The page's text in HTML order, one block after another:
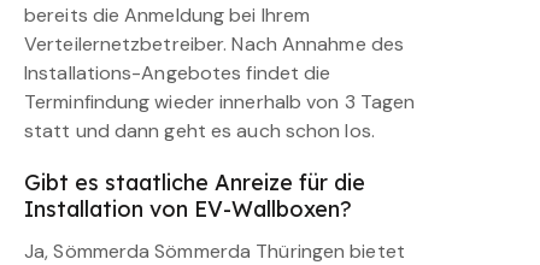
bereits die Anmeldung bei Ihrem
Verteilernetzbetreiber. Nach Annahme des
Installations-Angebotes findet die
Terminfindung wieder innerhalb von 3 Tagen
statt und dann geht es auch schon los.
Gibt es staatliche Anreize für die
Installation von EV-Wallboxen?
Ja, Sömmerda Sömmerda Thüringen bietet